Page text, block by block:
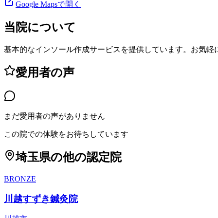
Google Mapsで開く
当院について
基本的なインソール作成サービスを提供しています。お気軽
愛用者の声
まだ愛用者の声がありません
この院での体験をお待ちしています
埼玉県の他の認定院
BRONZE
川越すずき鍼灸院